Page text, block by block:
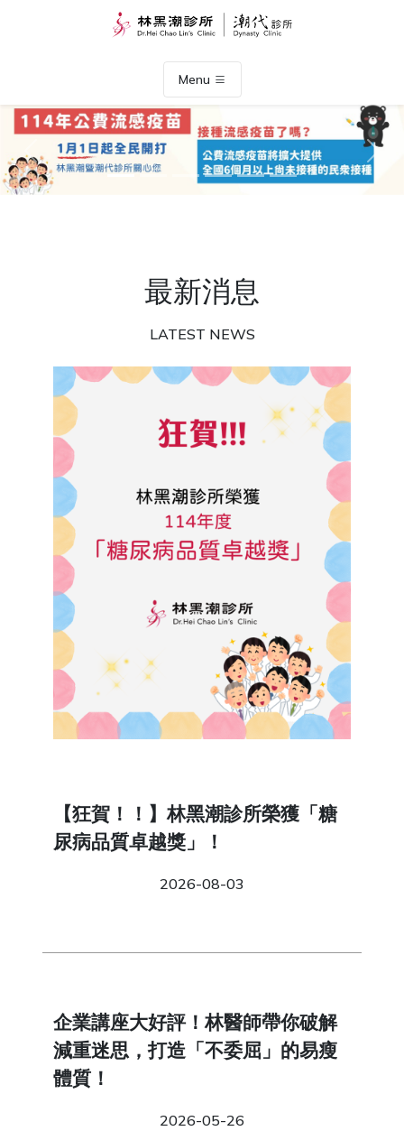
Menu
Previous
最新消息
LATEST NEWS
【狂賀！！】林黑潮診所榮獲「糖
尿病品質卓越獎」！
2026-08-03
企業講座大好評！林醫師帶你破解
減重迷思，打造「不委屈」的易瘦
體質！
2026-05-26